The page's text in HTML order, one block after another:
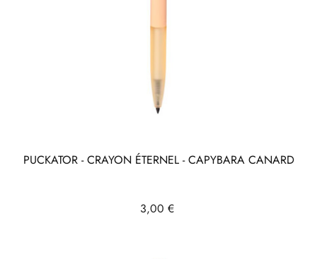
PUCKATOR - CRAYON ÉTERNEL - CAPYBARA CANARD
Prix
3,00 €